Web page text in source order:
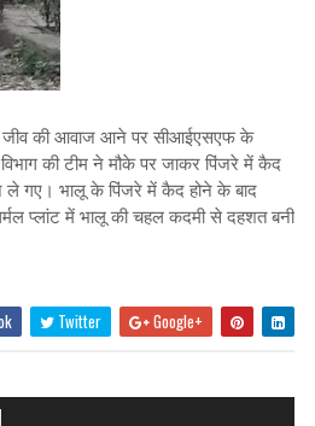
जीव की आवाज आने पर सीआईएसएफ के
की टीम ने मौके पर जाकर पिंजरे में कैद
गए। भालू के पिंजरे में कैद होने के बाद
प्लांट में भालू की चहल कदमी से दहशत बनी
Twitter Google+